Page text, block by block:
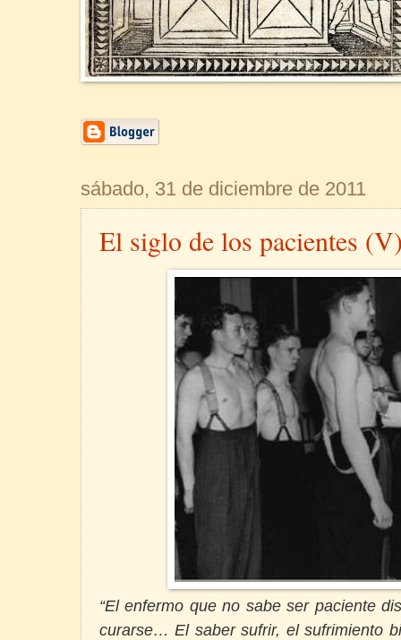
sábado, 31 de diciembre de 2011
El siglo de los pacientes
“El enfermo que no sabe ser paciente
curarse… El saber sufrir, el sufrimiento